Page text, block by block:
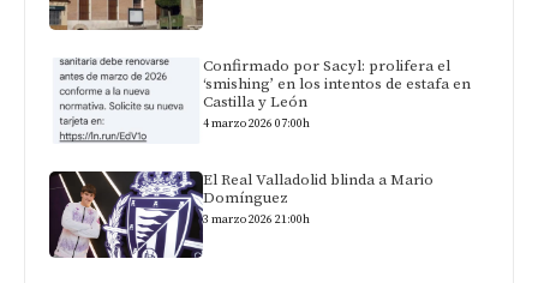
Confirmado por Sacyl: prolifera el
‘smishing’ en los intentos de estafa en
Castilla y León
4 marzo 2026 07:00h
El Real Valladolid blinda a Mario
Domínguez
3 marzo 2026 21:00h